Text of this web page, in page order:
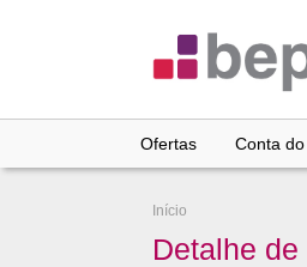
Ofertas Conta
Início
Detalhe